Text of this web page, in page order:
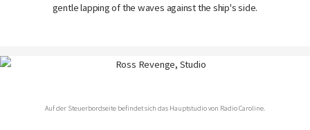
gentle lapping of the waves against the ship's side.
Auf der Steuerbordseite befindet sich das Hauptstudio von Radio Caroline.